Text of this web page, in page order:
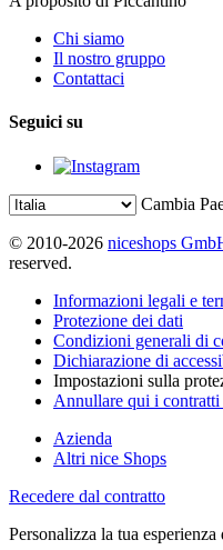
Chi siamo
Il nostro gruppo
Contattaci
Seguici su
Cambia
© 2010-2026 niceshops
reserved.
Informazioni legali e
Protezione dei dati
Condizioni generali di
Dichiarazione di
Impostazioni sulla
Annullare qui i contratti
Azienda
Altri nice Shops
Recedere dal contratto
Personalizza la tua